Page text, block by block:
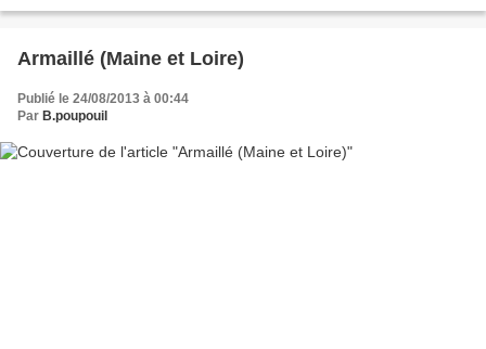
Armaillé (Maine et Loire)
Publié le 24/08/2013 à 00:44
Par B.poupouil